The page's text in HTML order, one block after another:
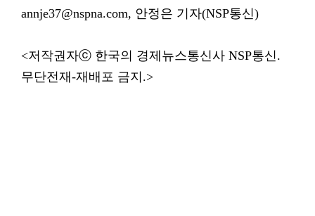
annje37@nspna.com, 안정은 기자(NSP통신)
<저작권자ⓒ 한국의 경제뉴스통신사 NSP통신.
무단전재-재배포 금지.>